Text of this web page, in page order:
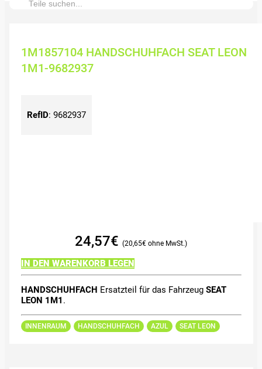
Suche:
1M1857104 HANDSCHUHFACH SEAT LEON
1M1-9682937
RefID: 9682937
24,57€ 20,65€
IN DEN WARENKORB LEGEN
HANDSCHUHFACH Ersatzteil für das Fahrzeug SEAT
LEON 1M1 .
INNENRAUM HANDSCHUHFACH AZUL SEAT LEON